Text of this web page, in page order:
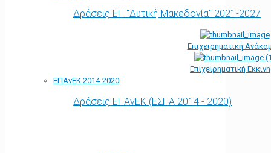
Δράσεις ΕΠ "Δυτική Μακεδονία" 2021-2027
Επιχειρηματική
Επιχειρηματική
ΕΠΑνΕΚ 2014-2020
Δράσεις ΕΠΑνΕΚ (ΕΣΠΑ 2014 - 2020)